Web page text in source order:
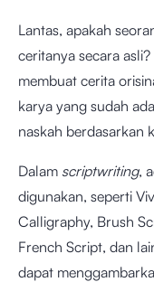
Lantas, apakah
ceritanya secara
membuat cerita
karya yang sudah
naskah berdasarkan
Dalam scriptwriting,
digunakan, seperti
Calligraphy, Brush
French Script, dan
dapat